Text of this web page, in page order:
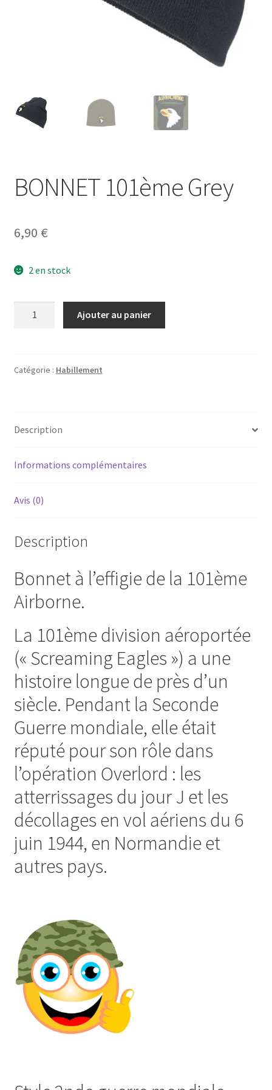
BONNET 101ème Grey
6,90 €
2 en stock
Grey
Ajouter au panier
Catégorie : Habillement
Description
Informations complémentaires
Avis (0)
Description
Bonnet à l’effigie de la 101ème
Airborne.
La 101ème division aéroportée
(« Screaming Eagles ») a une
histoire longue de près d’un
siècle. Pendant la Seconde
Guerre mondiale, elle était
réputé pour son rôle dans
l’opération Overlord : les
atterrissages du jour J et les
décollages en vol aériens du 6
juin 1944, en Normandie et
autres pays.